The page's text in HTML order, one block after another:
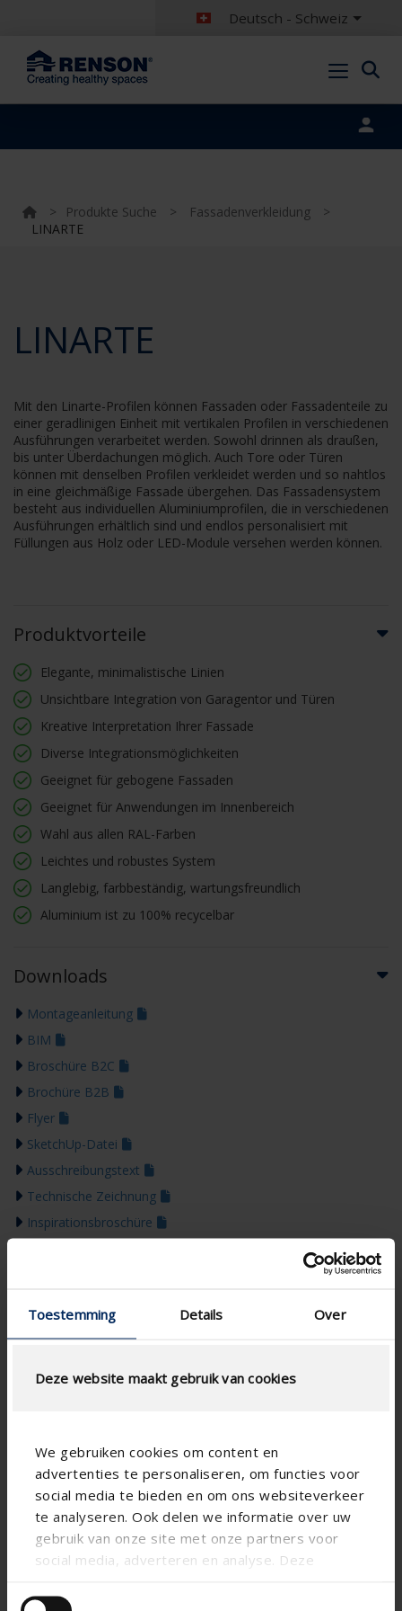
Toestemming Details Over
Deze website maakt gebruik van cookies
We gebruiken cookies om content en
advertenties te personaliseren, om functies voor
social media te bieden en om ons websiteverkeer
te analyseren. Ook delen we informatie over uw
gebruik van onze site met onze partners voor
social media, adverteren en analyse. Deze
andere informatie die u aan ze heeft verstrekt of
Deutsch - Schweiz
> Produkte Suche > Fassadenverkleidung
>
LINARTE
LINARTE
Mit den Linarte-Profilen können Fassaden oder Fassadenteile zu
einer geradlinigen Einheit mit vertikalen Profilen in verschiedenen
Ausführungen verarbeitet werden. Sowohl drinnen als draußen,
bis unter Überdachungen möglich. Auch Tore oder Türen
können mit denselben Profilen verkleidet werden und so nahtlos
in eine gleichmäßige Fassade übergehen. Das Fassadensystem
besteht aus individuellen Aluminiumprofilen, die in verschiedenen
Ausführungen erhältlich sind und endlos personalisiert mit
Füllungen aus Holz oder LED-Module versehen werden können.
Produktvorteile
Elegante, minimalistische Linien
Unsichtbare Integration von Garagentor und Türen
Kreative Interpretation Ihrer Fassade
Diverse Integrationsmöglichkeiten
Geeignet für gebogene Fassaden
Geeignet für Anwendungen im Innenbereich
Wahl aus allen RAL-Farben
Leichtes und robustes System
Langlebig, farbbeständig, wartungsfreundlich
Aluminium ist zu 100% recycelbar
Downloads
Montageanleitung
BIM
Broschüre B2C
Brochüre B2B
Flyer
SketchUp-Datei
Ausschreibungstext
Technische Zeichnung
Inspirationsbroschüre
